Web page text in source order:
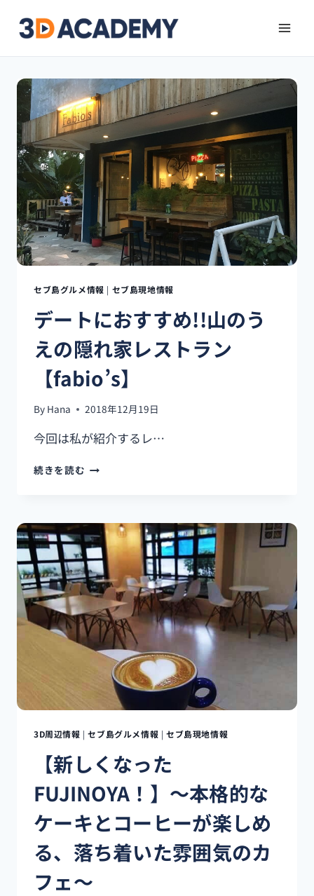
セブ島グルメ情報 | セブ島現地情報
デートにおすすめ!!山のう
えの隠れ家レストラン
【fabio’s】
By Hana 2018年12月19日
今回は私が紹介するレ…
続きを読む
お
す
す
め!!
山
の
う
え
の
ト
【FABIO’S】
3D周辺情報 |セブ島グルメ情報 | セブ島現地情報
【新しくなった
FUJINOYA！】〜本格的な
ケーキとコーヒーが楽しめ
る、落ち着いた雰囲気のカ
フェ〜